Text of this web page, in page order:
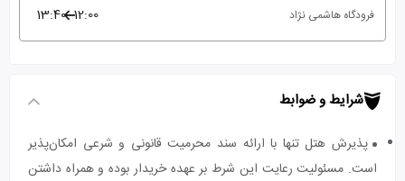
فرودگاه هاشمی نژاد 12:00
13:40
شرایط و ضوابط
پذیرش هتل تنها با ارائه سند محرمیت قانونی و شرعی امکان‌پذیر
است. مسئولیت رعایت این شرط بر عهده خریدار بوده و همراه داشتن